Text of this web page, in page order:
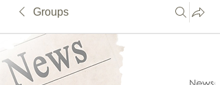
Groups